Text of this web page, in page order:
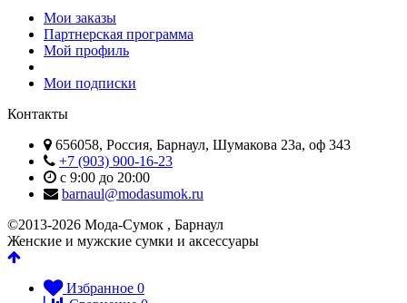
Мои заказы
Партнерская программа
Мой профиль
Мои подписки
Контакты
656058, Россия, Барнаул, Шумакова 23а, оф 343
+7 (903) 900-16-23
с 9:00 до 20:00
barnaul@modasumok.ru
©2013-2026 Мода-Сумок , Барнаул
Женские и мужские сумки и аксессуары
Избранное 0